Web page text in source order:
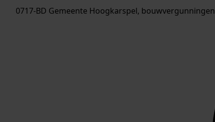
0717-BD Gemeente Hoogkarspel, bouwvergunningen